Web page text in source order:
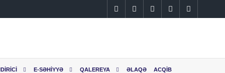
InstagramFacebookLinkedinTwitter
E-SƏHİYYƏ QALEREYA ƏLAQƏ ACQİB